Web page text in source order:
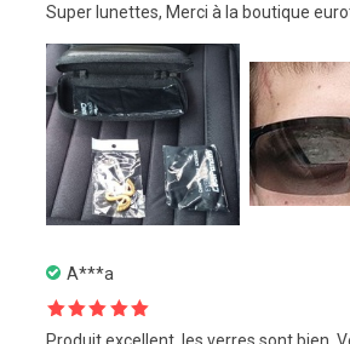
Note5 sur
5
Super lunettes, Merci à la boutique
A***a
Note 5sur